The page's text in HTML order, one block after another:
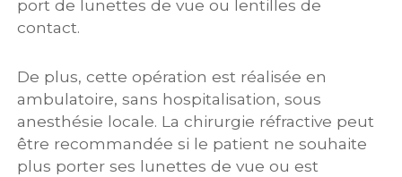
port de lunettes de vue ou lentilles de
contact.
De plus, cette opération est réalisée en
ambulatoire, sans hospitalisation, sous
anesthésie locale. La chirurgie réfractive peut
être recommandée si le patient ne souhaite
plus porter ses lunettes de vue ou est